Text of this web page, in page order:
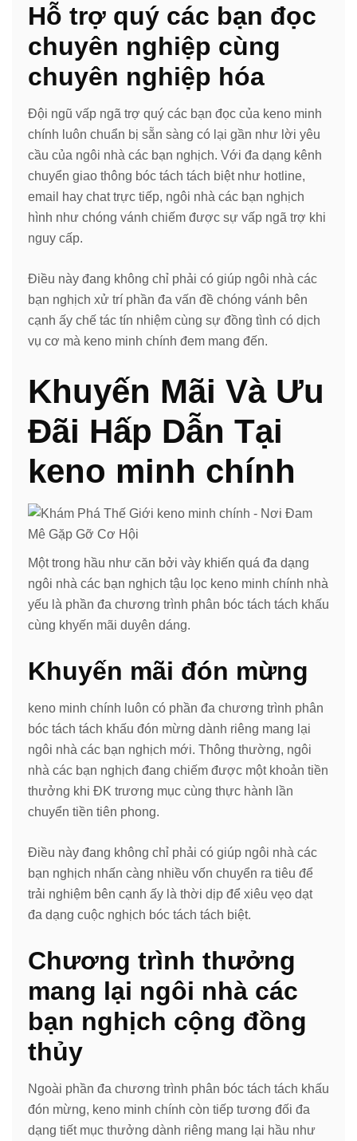
Hỗ trợ quý các bạn đọc
chuyên nghiệp cùng
chuyên nghiệp hóa
Đội ngũ vấp ngã trợ quý các bạn đọc của keno minh
chính luôn chuẩn bị sẵn sàng có lại gần như lời yêu
cầu của ngôi nhà các bạn nghịch. Với đa dạng kênh
chuyển giao thông bóc tách tách biệt như hotline,
email hay chat trực tiếp, ngôi nhà các bạn nghịch
hình như chóng vánh chiếm được sự vấp ngã trợ khi
nguy cấp.
Điều này đang không chỉ phải có giúp ngôi nhà các
bạn nghịch xử trí phần đa vấn đề chóng vánh bên
cạnh ấy chế tác tín nhiệm cùng sự đồng tình có dịch
vụ cơ mà keno minh chính đem mang đến.
Khuyến Mãi Và Ưu
Đãi Hấp Dẫn Tại
keno minh chính
Một trong hầu như căn bởi vày khiến quá đa dạng
ngôi nhà các bạn nghịch tậu lọc keno minh chính nhà
yếu là phần đa chương trình phân bóc tách tách khấu
cùng khyến mãi duyên dáng.
Khuyến mãi đón mừng
keno minh chính luôn có phần đa chương trình phân
bóc tách tách khấu đón mừng dành riêng mang lại
ngôi nhà các bạn nghịch mới. Thông thường, ngôi
nhà các bạn nghịch đang chiếm được một khoản tiền
thưởng khi ĐK trương mục cùng thực hành lần
chuyển tiền tiên phong.
Điều này đang không chỉ phải có giúp ngôi nhà các
bạn nghịch nhấn càng nhiều vốn chuyển ra tiêu để
trải nghiệm bên cạnh ấy là thời dịp để xiêu vẹo dạt
đa dạng cuộc nghịch bóc tách tách biệt.
Chương trình thưởng
mang lại ngôi nhà các
bạn nghịch cộng đồng
thủy
Ngoài phần đa chương trình phân bóc tách tách khấu
đón mừng, keno minh chính còn tiếp tương đối đa
dạng tiết mục thưởng dành riêng mang lại hầu như